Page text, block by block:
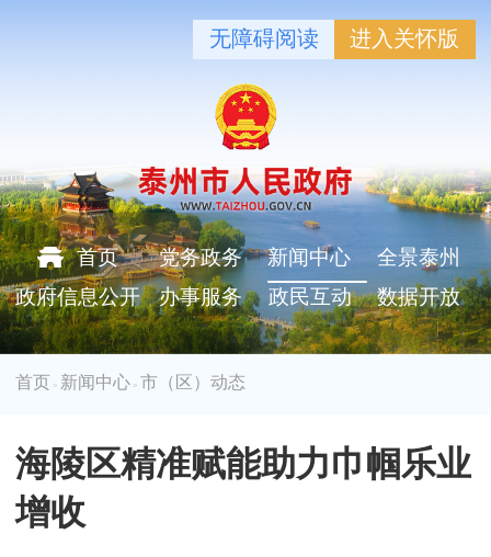
无障碍阅读 进入关怀版
首页 党务政务 新闻中心
全景泰州
政府信息公开
办事服务 政民互动 数据开放
首页 > 新闻中心 > 市（区）动态
海陵区精准赋能助力巾帼乐业
增收